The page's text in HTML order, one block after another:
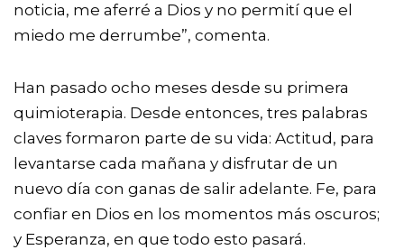
noticia, me aferré a Dios y no permití que el
miedo me derrumbe”, comenta.
Han pasado ocho meses desde su primera
quimioterapia. Desde entonces, tres palabras
claves formaron parte de su vida: Actitud, para
levantarse cada mañana y disfrutar de un
nuevo día con ganas de salir adelante. Fe, para
confiar en Dios en los momentos más oscuros;
y Esperanza, en que todo esto pasará.